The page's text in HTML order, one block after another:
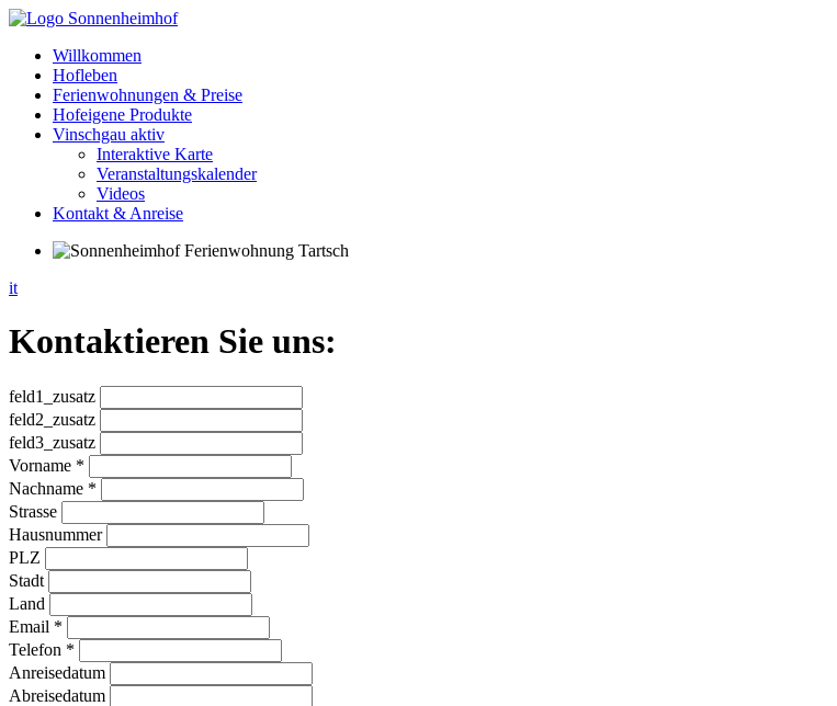
Willkommen
Hofleben
Ferienwohnungen & Preise
Hofeigene Produkte
Vinschgau aktiv
Interaktive Karte
Veranstaltungskalender
Videos
Kontakt & Anreise
it
Kontaktieren Sie uns:
feld1_zusatz
feld2_zusatz
feld3_zusatz
Vorname *
Nachname *
Strasse
Hausnummer
PLZ
Stadt
Land
Email *
Telefon *
Anreisedatum
Abreisedatum